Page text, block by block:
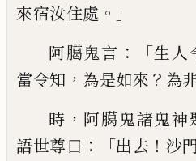
來宿汝住處 。」
阿臈鬼言 ： 「生人
當令知 ， 為是如來 ？ 為
時 ， 阿臈鬼諸鬼神
語世尊曰 ：「出去 ！ 沙